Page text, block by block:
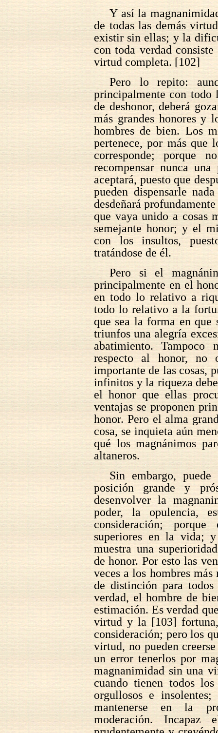
Y así la
de todas las demás
existir sin ellas; y la
con toda verdad
virtud completa. [102]
Pero lo repito:
principalmente con todo
de deshonor, deberá
más grandes honores y
hombres de bien. Los
pertenece, por más que
corresponde; porque
recompensar nunca
aceptará, puesto que
pueden dispensarle
desdeñará
que vaya unido a cosas
semejante honor; y el
con los insultos,
tratándose de él.
Pero si el
principalmente en el
en todo lo relativo a
todo lo relativo a la
que sea la forma en que
triunfos una alegría
abatimiento. Tampoco
respecto al honor, no
importante de las cosas,
infinitos y la riqueza
el honor que ellas
ventajas se proponen
honor. Pero el alma
cosa, se inquieta aún
qué los magnánimos
altaneros.
Sin embargo,
posición grande y
desenvolver la
poder, la opulencia,
consideración;
superiores en la vida;
muestra una
de honor. Por esto las
veces a los hombres
de distinción para
verdad, el hombre de
estimación. Es verdad
virtud y la [103]
consideración; pero los
virtud, no pueden
un error tenerlos por
magnanimidad sin una
cuando tienen todos
orgullosos e
mantenerse en la
moderación. Incapaz